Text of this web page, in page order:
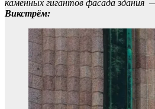
каменных гигантов фасада здания
Викстрём: